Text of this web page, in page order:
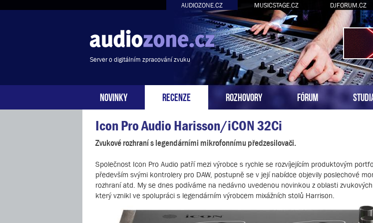
AUDIOZONE.CZ MUSICSTAGE.CZ DJFORUM.CZ
Server o digitálním zpracování zvuku
NOVINKY RECENZE ROZHOVORY FÓRUM
Icon Pro Audio Harisson/iCON 32Ci
Zvukové rozhraní s legendárními mikrofonnímu předzesilovači.
Společnost Icon Pro Audio patří mezi výrobce s rychle se rozvíjejícím produktovým
především svými kontrolery pro DAW, postupně se v její nabídce objevily poslechové
rozhraní atd. My se dnes podíváme na nedávno uvedenou novinkou z oblasti
který vznikl ve spolupráci s legendárním výrobcem mixážních stolů Harrison.